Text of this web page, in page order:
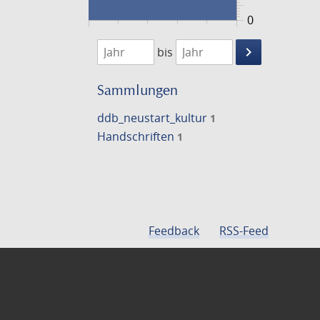
0
1474
1475
bis
keyboard_arrow_right
Suche
Sammlungen
ddb_neustart_kultur 1
Handschriften 1
Feedback RSS-Feed